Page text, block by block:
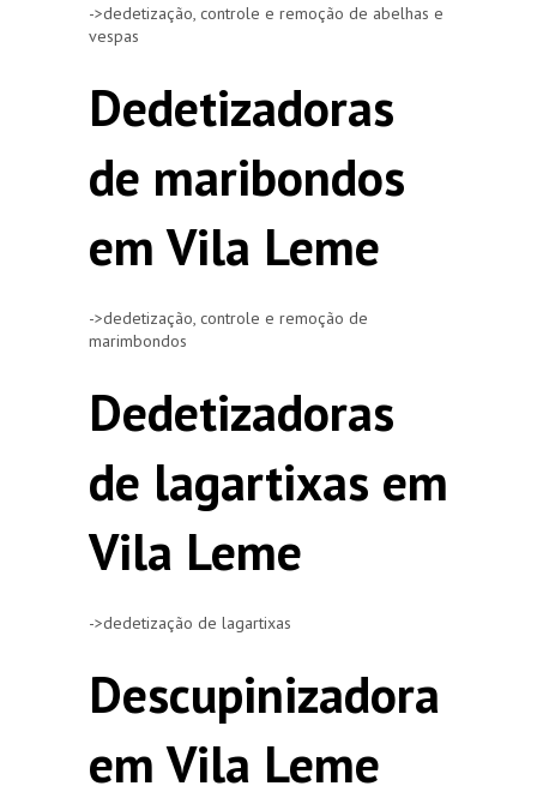
->dedetização, controle e remoção de abelhas e
vespas
Dedetizadoras
de maribondos
em Vila Leme
->dedetização, controle e remoção de
marimbondos
Dedetizadoras
de lagartixas em
Vila Leme
->dedetização de lagartixas
Descupinizadora
em Vila Leme